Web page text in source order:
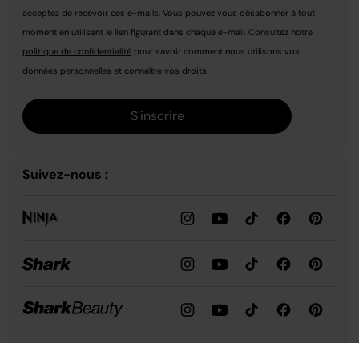
acceptez de recevoir ces e-mails. Vous pouvez vous désabonner à tout
moment en utilisant le lien figurant dans chaque e-mail. Consultez notre
politique de confidentialité pour savoir comment nous utilisons vos
données personnelles et connaître vos droits.
S'inscrire
Suivez-nous :